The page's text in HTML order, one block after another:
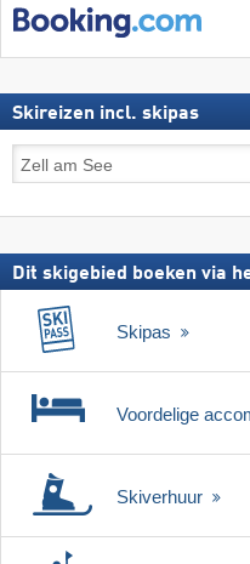
Skireizen incl. skipas
Skireizen
incl.
Dit skigebied boeken via
Skipas
Voordelige
Skiverhuur